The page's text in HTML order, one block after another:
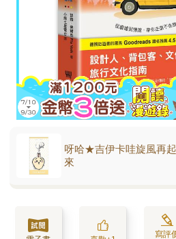
呀哈★吉伊卡哇旋風再
來
寫評